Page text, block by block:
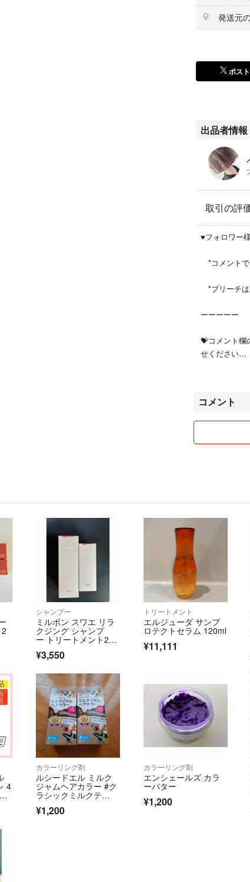
①アディクシ
⭐︎50ml／¥1,580
♥️ミストのス
━━━━━━━
✅鎖骨までで
その他の ヘ
↓
#ノワールの
◇アレスカラ
ク カラー
ー ジェミ
オス ビゲ
ィ ビューテ
ア エルジュ
法定表示事
（東京都福
メッシュ
白髪染め
エンシェール
発送元
ポスト
出品者情報
取引の評
*コメント
*ブリーチ
ーーーーー
💝コメント欄
せください
♥️カラーの色
♥️カラー後の
⚠️仕上がりは
⚠️最近の
【お値段につ
✅表記以外の
*🎀なし
*複数ご購
【お取り扱い
コメント
シャンプー
ミルボン スワエ リラ
クジング シャンプ
ー トリートメント200
¥3,550
トリートメント
エルジューダ サンプ
ロテクトセラム 120ml
¥11,111
4
カラーリング剤
ルシードエル ミルク
ジャムヘアカラー #ク
ラシックミルクテ
¥1,200
カラーリング剤
エンシェールズ カラ
ーバター
¥1,200